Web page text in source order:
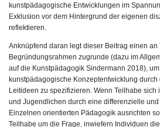
kunstpädagogische Entwicklungen im
Exklusion vor dem Hintergrund der eigenen
reflektieren.
Anknüpfend daran legt dieser Beitrag einen an
Begründungsrahmen zugrunde (dazu im
auf die Kunstpädagogik Sindermann 2018),
kunstpädagogische Konzeptentwicklung durch
Leitideen zu spezifizieren. Wenn Teilhabe sich
und Jugendlichen durch eine differenzielle
Einzelnen orientierten Pädagogik ausrichten
Teilhabe um die Frage, inwiefern Individuen